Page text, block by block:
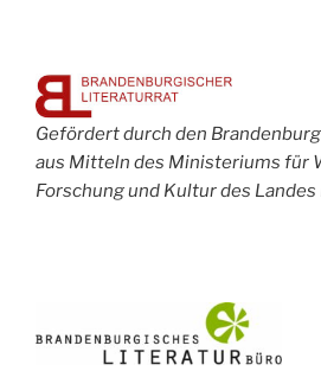
Gefördert durch den
aus Mitteln des Ministeriums für
Forschung und Kultur des Landes